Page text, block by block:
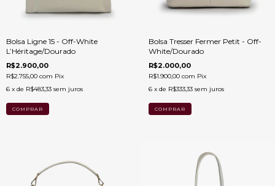
Bolsa Ligne 15 - Off-White
L’Héritage/Dourado
R$2.900,00
R$2.755,00 com Pix
6 x de R$483,33 sem juros
Bolsa Tresser Fermer Petit - Off-
White/Dourado
R$2.000,00
R$1.900,00 com Pix
6 x de R$333,33 sem juros